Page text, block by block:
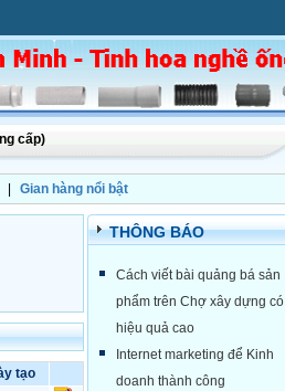
cấp)
Gian hàng nổi bật
tạo
THÔNG BÁO
Cách viết bài quảng bá sản
phẩm trên Chợ xây dựng có
hiệu quả cao
Internet marketing để Kinh
doanh thành công